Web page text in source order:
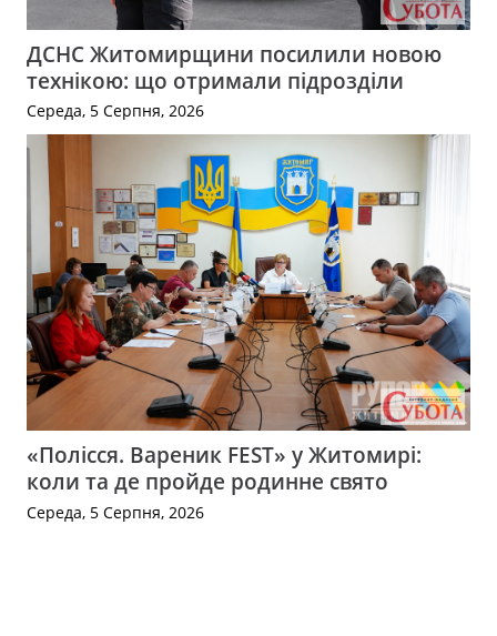
ДСНС Житомирщини посилили новою
технікою: що отримали підрозділи
Середа, 5 Серпня, 2026
«Полісся. Вареник FEST» у Житомирі:
коли та де пройде родинне свято
Середа, 5 Серпня, 2026